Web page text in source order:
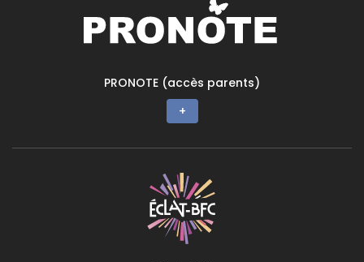
PRONOTE (accès parents)
+